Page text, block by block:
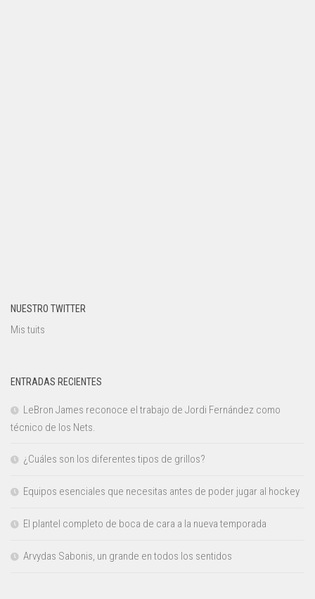
NUESTRO TWITTER
Mis tuits
ENTRADAS RECIENTES
LeBron James reconoce el trabajo de Jordi Fernández como
técnico de los Nets.
¿Cuáles son los diferentes tipos de grillos?
Equipos esenciales que necesitas antes de poder jugar al hockey
El plantel completo de boca de cara a la nueva temporada
Arvydas Sabonis, un grande en todos los sentidos